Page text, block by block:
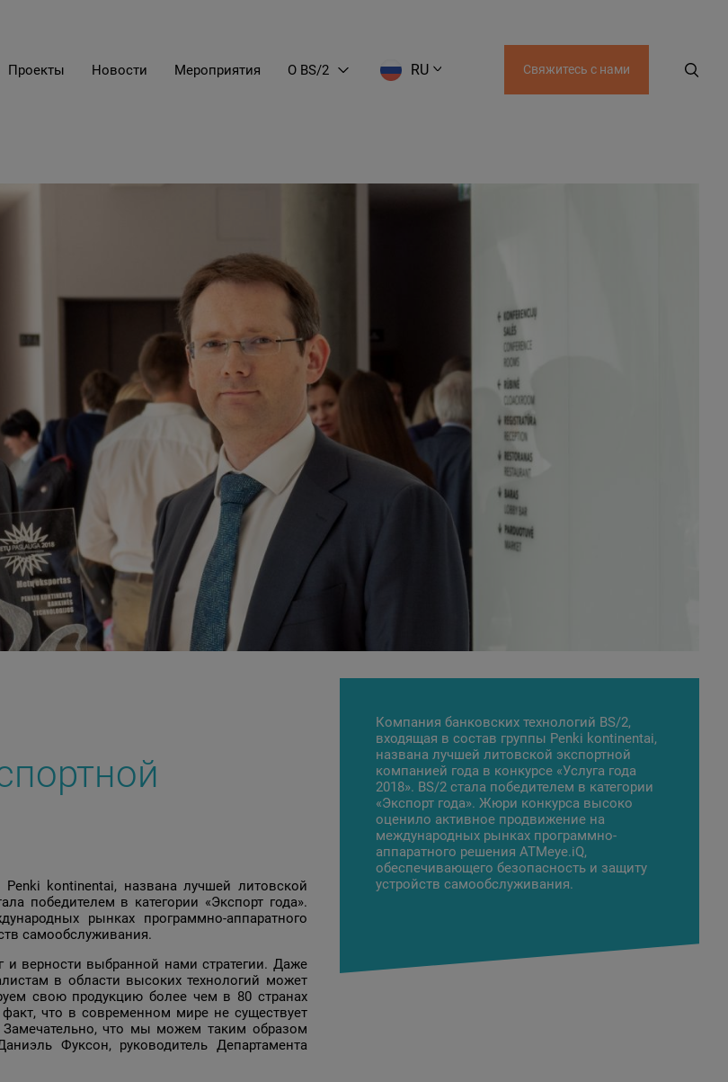
Проекты Новости Мероприятия О BS/2 RU Свяжитесь с нами
kontinentai, названа лучшей литовской
победителем в категории «Экспорт года».
рынках программно-аппаратного
самообслуживания.
и верности выбранной нами стратегии. Даже
в области высоких технологий может
свою продукцию более чем в 80 странах
что в современном мире не существует
Замечательно, что мы можем таким образом
Фуксон, руководитель Департамента
Компания банковских технологий BS/2,
входящая в состав группы Penki kontinentai,
названа лучшей литовской экспортной
компанией года в конкурсе «Услуга года
2018». BS/2 стала победителем в категории
«Экспорт года». Жюри конкурса высоко
оценило активное продвижение на
международных рынках программно-
аппаратного решения АТМеуе.iQ,
обеспечивающего безопасность и защиту
устройств самообслуживания.